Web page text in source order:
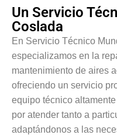
Un Servicio
Coslada
En Servicio Técnico
especializamos en la
mantenimiento de aires
ofreciendo un servicio
equipo técnico
por atender tanto a
adaptándonos a las